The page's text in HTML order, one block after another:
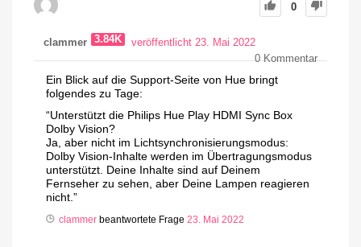
0
clammer 3.84K
veröffentlicht 23. Mai 2022
0Kommentar
Ein Blick auf die Support-Seite von Hue bringt
folgendes zu Tage:
“Unterstützt die Philips Hue Play HDMI Sync Box
Dolby Vision?
Ja, aber nicht im Lichtsynchronisierungsmodus:
Dolby Vision-Inhalte werden im Übertragungsmodus
unterstützt. Deine Inhalte sind auf Deinem
Fernseher zu sehen, aber Deine Lampen reagieren
nicht.”
clammer beantwortete Frage 23. Mai 2022